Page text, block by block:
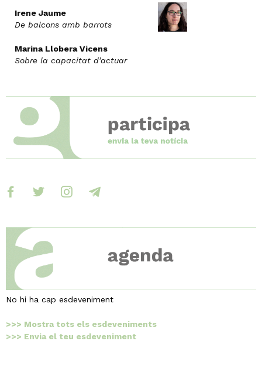
Irene Jaume
De balcons amb barrots
Marina Llobera Vicens
Sobre la capacitat d’actuar
facebooktwitter instagramtelegram
No hi ha cap esdeveniment
>>> Mostra tots els esdeveniments
>>> Envia el teu esdeveniment